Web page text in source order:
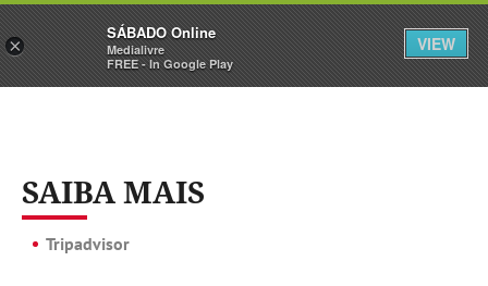
Sábado Assine Iniciar Sessão
SAIBA MAIS
Tripadvisor
×
SÁBADO Online
Medialivre
FREE - In Google Play
VIEW